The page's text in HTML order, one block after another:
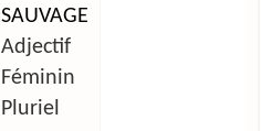
SAUVAGE
Adjectif
Féminin
Pluriel